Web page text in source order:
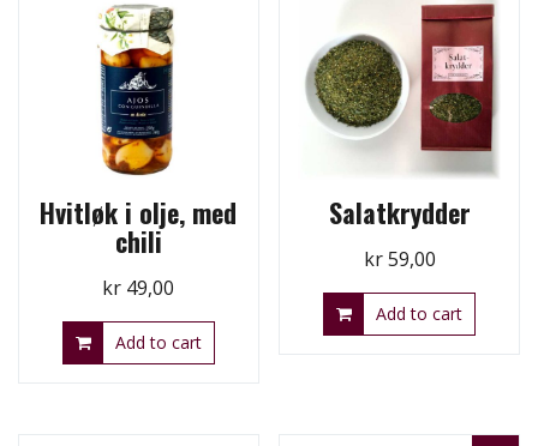
Hvitløk i olje, med
chili
kr 49,00
Add to cart
Salatkrydder
kr59,00
Add to cart